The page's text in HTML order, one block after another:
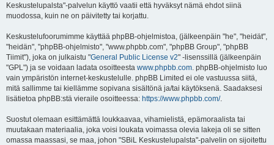
Keskustelupalsta"-palvelun käyttö vaatii että hyväksyt nämä ehdot siinä
muodossa, kuin ne on päivitetty tai korjattu.
Keskustelufoorumimme käyttää phpBB-ohjelmistoa, (jälkeenpäin "he", "heidät",
"heidän", "phpBB-ohjelmisto", "www.phpbb.com", "phpBB Group", "phpBB
Tiimit"), joka on julkaistu "General Public License v2" -lisenssillä (jälkeenpäin
"GPL") ja se voidaan ladata osoitteesta www.phpbb.com. phpBB-ohjelmisto luo
vain ympäristön internet-keskustelulle. phpBB Limited ei ole vastuussa siitä,
mitä sallimme tai kiellämme sopivana sisältönä ja/tai käytöksenä. Saadaksesi
lisätietoa phpBB:stä vieraile osoitteessa: https://www.phpbb.com/.
Suostut olemaan esittämättä loukkaavaa, vihamielistä, epämoraalista tai
muutakaan materiaalia, joka voisi loukata voimassa olevia lakeja oli se sitten
omassa maassasi, se maa, johon "SBiL Keskustelupalsta"-palvelin on sijoitettu